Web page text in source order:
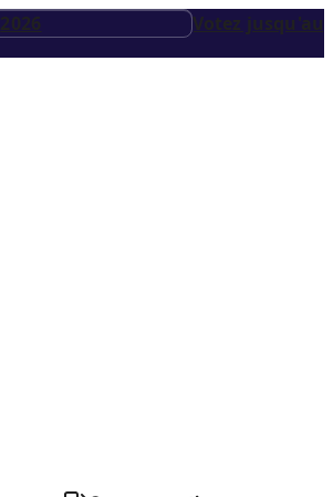
2026 Votez jusqu'au